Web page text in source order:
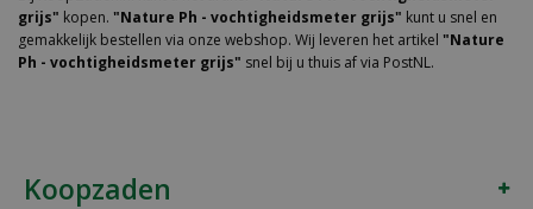
grijs" kopen. "Nature Ph - vochtigheidsmeter grijs" kunt u snel en
gemakkelijk bestellen via onze webshop. Wij leveren het artikel "Nature
Ph - vochtigheidsmeter grijs" snel bij u thuis af via PostNL.
Koopzaden